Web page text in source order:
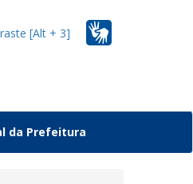
[Alt + 3]
da Prefeitura